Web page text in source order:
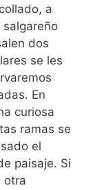
a
dos
se les
En
curiosa
ramas se
el
paisaje. Si
otra